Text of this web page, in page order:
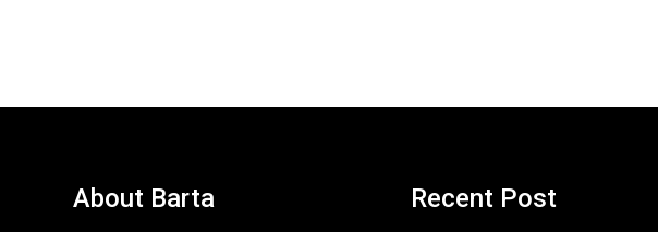
About Barta Recent Post